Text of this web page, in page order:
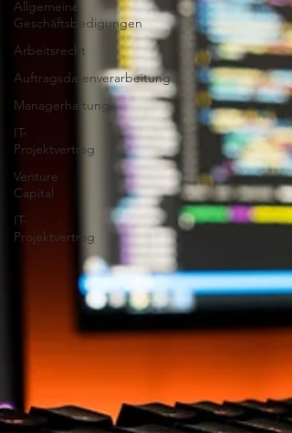
Allgemeine
Geschäftsbedigungen
Arbeitsrecht
Auftragsdatenverarbeitung
Managerhaftung
IT-
Projektvertrag
Venture
Capital
IT-
Projektvertrag